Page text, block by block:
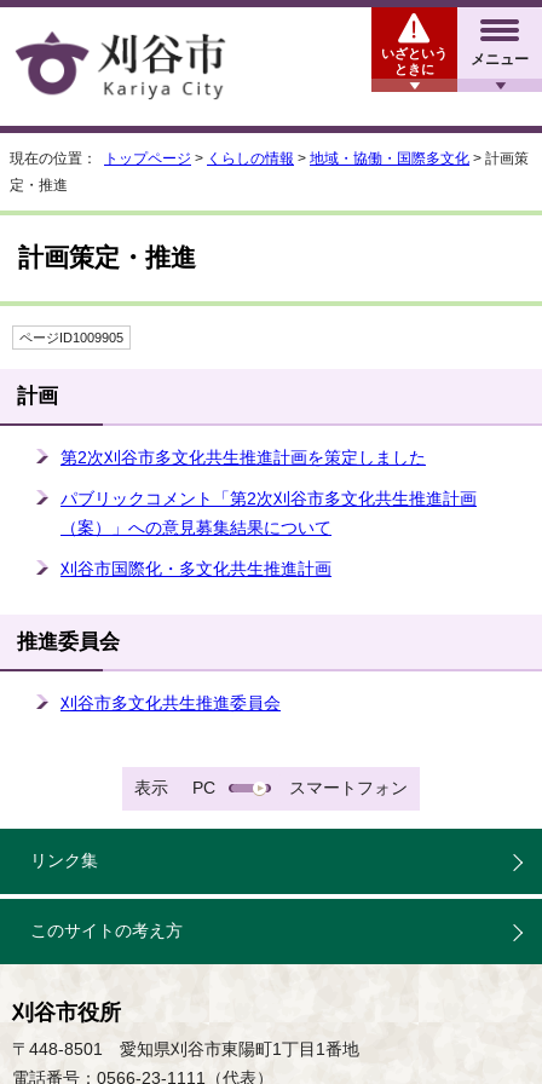
メニュー
いざという
ときに
現在の位置： トップページ > くらしの情報 > 地域・協働・国際多文化 > 計画策
定・推進
計画策定・推進
ページID1009905
計画
第2次刈谷市多文化共生推進計画を策定しました
パブリックコメント「第2次刈谷市多文化共生推進計画
（案）」への意見募集結果について
刈谷市国際化・多文化共生推進計画
推進委員会
刈谷市多文化共生推進委員会
表示 PC スマートフォン
リンク集
このサイトの考え方
刈谷市役所
〒448-8501 愛知県刈谷市東陽町1丁目1番地
電話番号：0566-23-1111（代表）